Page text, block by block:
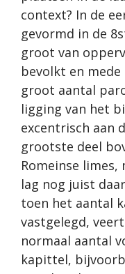
context? In de
gevormd in de
groot van
bevolkt en
groot aantal
ligging van het
excentrisch aan
grootste deel
Romeinse
lag nog juist
toen het aantal
vastgelegd,
normaal aantal
kapittel,